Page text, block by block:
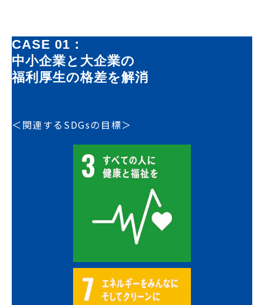
CASE 01：
中小企業と大企業の
福利厚生の格差を解消
＜関連するSDGsの目標＞